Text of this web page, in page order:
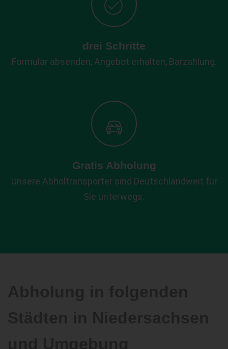
drei Schritte
Formular absenden, Angebot erhalten, Barzahlung.
Gratis Abholung
Unsere Abholtransporter sind Deutschlandweit für
Sie unterwegs.